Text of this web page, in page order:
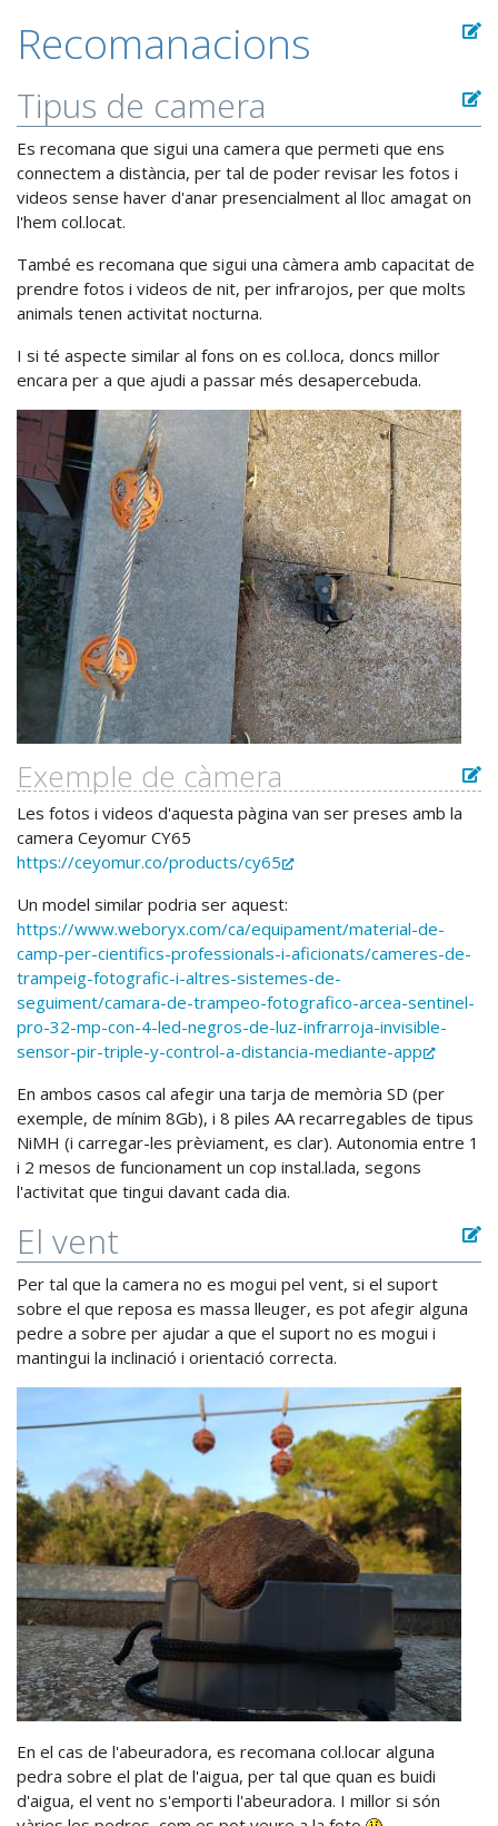
Recomanacions
Tipus de camera
Es recomana que sigui una camera que permeti que ens
connectem a distància, per tal de poder revisar les fotos i
videos sense haver d'anar presencialment al lloc amagat on
l'hem col.locat.
També es recomana que sigui una càmera amb capacitat de
prendre fotos i videos de nit, per infrarojos, per que molts
animals tenen activitat nocturna.
I si té aspecte similar al fons on es col.loca, doncs millor
encara per a que ajudi a passar més desapercebuda.
Exemple de càmera
Les fotos i videos d'aquesta pàgina van ser preses amb la
camera Ceyomur CY65
https://ceyomur.co/products/cy65
Un model similar podria ser aquest:
https://www.weboryx.com/ca/equipament/material-de-
camp-per-cientifics-professionals-i-aficionats/cameres-de-
trampeig-fotografic-i-altres-sistemes-de-
seguiment/camara-de-trampeo-fotografico-arcea-sentinel-
pro-32-mp-con-4-led-negros-de-luz-infrarroja-invisible-
sensor-pir-triple-y-control-a-distancia-mediante-app
En ambos casos cal afegir una tarja de memòria SD (per
exemple, de mínim 8Gb), i 8 piles AA recarregables de tipus
NiMH (i carregar-les prèviament, es clar). Autonomia entre 1
i 2 mesos de funcionament un cop instal.lada, segons
l'activitat que tingui davant cada dia.
El vent
Per tal que la camera no es mogui pel vent, si el suport
sobre el que reposa es massa lleuger, es pot afegir alguna
pedre a sobre per ajudar a que el suport no es mogui i
mantingui la inclinació i orientació correcta.
En el cas de l'abeuradora, es recomana col.locar alguna
pedra sobre el plat de l'aigua, per tal que quan es buidi
d'aigua, el vent no s'emporti l'abeuradora. I millor si són